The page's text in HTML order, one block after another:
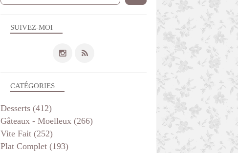
SUIVEZ-MOI
CATÉGORIES
Desserts (412)
Gâteaux - Moelleux (266)
Vite Fait (252)
Plat Complet (193)